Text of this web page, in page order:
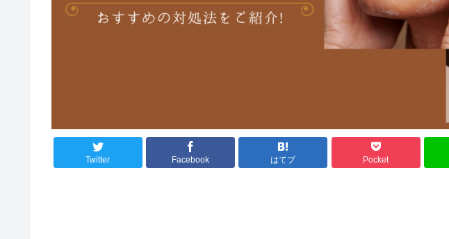
Twitter Facebook はてブ Pocket